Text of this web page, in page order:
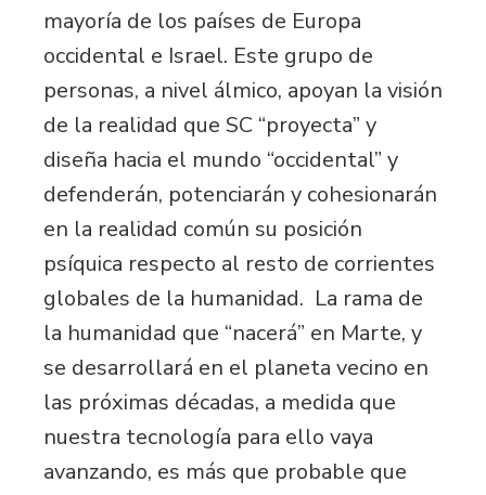
mayoría de los países de Europa
occidental e Israel. Este grupo de
personas, a nivel álmico, apoyan la visión
de la realidad que SC “proyecta” y
diseña hacia el mundo “occidental” y
defenderán, potenciarán y cohesionarán
en la realidad común su posición
psíquica respecto al resto de corrientes
globales de la humanidad. La rama de
la humanidad que “nacerá” en Marte, y
se desarrollará en el planeta vecino en
las próximas décadas, a medida que
nuestra tecnología para ello vaya
avanzando, es más que probable que